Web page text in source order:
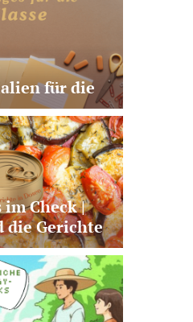
für die
sinnvolle
im Check |
die Gerichte